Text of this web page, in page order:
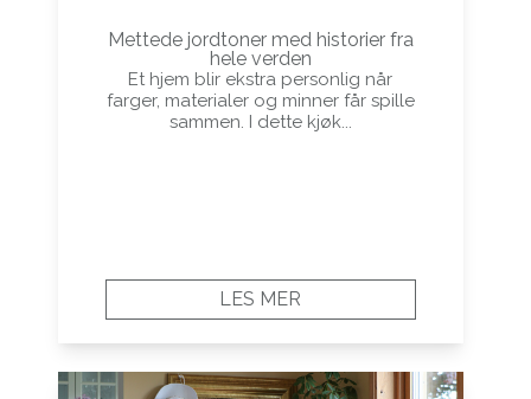
Mettede jordtoner med historier fra
hele verden
Et hjem blir ekstra personlig når
farger, materialer og minner får spille
sammen. I dette kjøk...
LES MER